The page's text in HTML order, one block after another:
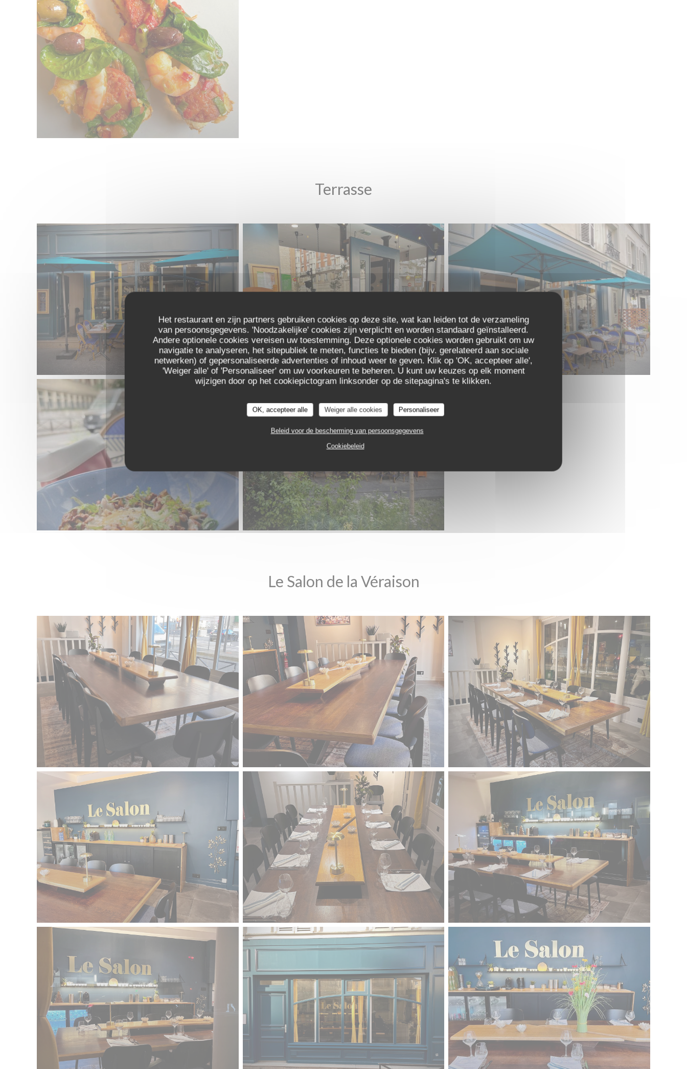
Het restaurant en zijn partners gebruiken cookies op deze site, wat kan leiden tot de verzameling
van persoonsgegevens. 'Noodzakelijke' cookies zijn verplicht en worden standaard geïnstalleerd.
Andere optionele cookies vereisen uw toestemming. Deze optionele cookies worden gebruikt om uw
navigatie te analyseren, het sitepubliek te meten, functies te bieden (bijv. gerelateerd aan sociale
netwerken) of gepersonaliseerde advertenties of inhoud weer te geven. Klik op 'OK, accepteer alle',
'Weiger alle' of 'Personaliseer' om uw voorkeuren te beheren. U kunt uw keuzes op elk moment
wijzigen door op het cookiepictogram linksonder op de sitepagina's te klikken.
OK, accepteer alle Weiger alle cookies Personaliseer
Beleid voor de bescherming van persoonsgegevens
Cookiebeleid
Terrasse
Le Salon de la Véraison
LA VERAISON